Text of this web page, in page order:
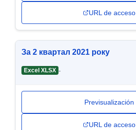
URL de acceso
За 2 квартал 2021 року
Excel XLSX -
Previsualización
URL de acceso